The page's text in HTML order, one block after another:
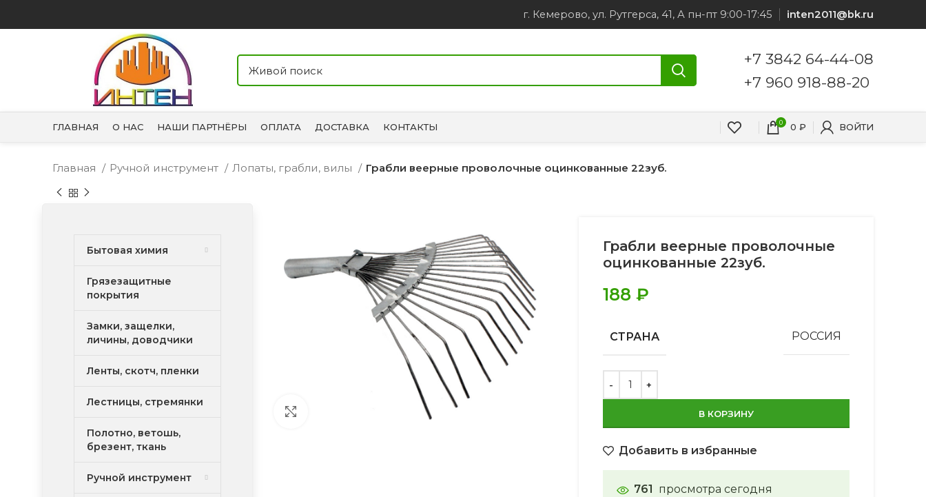
г. Кемерово, ул. Рутгерса, 41, А пн-пт 9:00-17:45 inten2011@bk.ru
+7 3842 64-44-08
+7 960 918-88-20
ГЛАВНАЯ О НАС НАШИ ПАРТНЁРЫ ОПЛАТА ДОСТАВКА КОНТАКТЫ 0 0 ₽ ВОЙТИ
Главная Ручной инструмент Лопаты, грабли, вилы Грабли веерные проволочные оцинкованные 22зуб.
Грабли веерные проволочные
оцинкованные 22зуб.
188 ₽
СТРАНА РОССИЯ
В КОРЗИНУ
Добавить в избранные
761 просмотра сегодня
Бытовая химия
Грязезащитные
покрытия
Замки, защелки,
личины, доводчики
Ленты, скотч, пленки
Лестницы, стремянки
Полотно, ветошь,
брезент, ткань
Ручной инструмент